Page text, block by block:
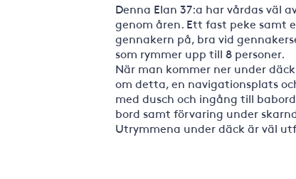
Denna Elan 37:a har vårdas väl
genom åren. Ett fast peke samt
gennakern på, bra vid
som rymmer upp till 8 personer.
När man kommer ner under
om detta, en navigationsplats
med dusch och ingång till
bord samt förvaring under
Utrymmena under däck är väl